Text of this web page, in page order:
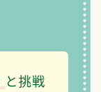
と挑戦